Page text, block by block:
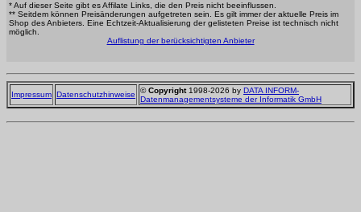
* Auf dieser Seite gibt es Affilate Links, die den Preis nicht beeinflussen.
** Seitdem können Preisänderungen aufgetreten sein. Es gilt immer der aktuelle Preis im
Shop des Anbieters. Eine Echtzeit-Aktualisierung der gelisteten Preise ist technisch nicht
möglich.
Auflistung der berücksichtigten Anbieter
Impressum Datenschutzhinweise ©Copyright1998-2026 by DATA INFORM-
Datenmanagementsysteme der Informatik GmbH